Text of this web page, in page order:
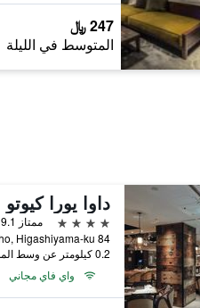
247 ﷼
المتوسط في الليلة
داوا يورا كيوتو
4 نجوم
ممتاز 9.1
84 Ohashicho, Higashiyama-ku, كيوتو, اليابان
0.2 كيلومتر عن وسط المدينة
واي فاي مجاني